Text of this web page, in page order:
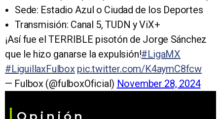
Sede: Estadio Azul o Ciudad de los Deportes
Transmisión: Canal 5, TUDN y ViX+
¡Así fue el TERRIBLE pisotón de Jorge Sánchez
que le hizo ganarse la expulsión!#LigaMX
#LiguillaxFulbox pic.twitter.com/K4aymC8fcw
— Fulbox (@fulboxOficial) November 28, 2024